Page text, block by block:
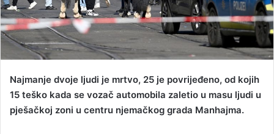
l
Najmanje dvoje ljudi je mrtvo, 25 je povrijeđeno, od kojih
15 teško kada se vozač automobila zaletio u masu ljudi u
pješačkoj zoni u centru njemačkog grada Manhajma.